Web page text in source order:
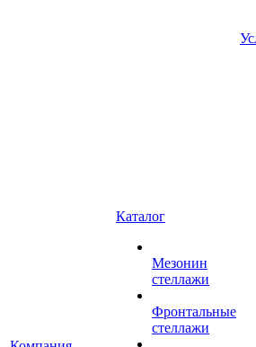
Каталог
Мезонин
стеллажи
Фронтальные
стеллажи